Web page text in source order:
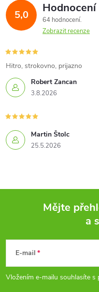
5,0
64 hodnocení
Zobrazit recenze
Robert Zancan
3.8.2026
Hitro, strokovno, prijazno
Martin Štolc
25.5.2026
p
Mějte
a
E-mail
Vložením e-mailu souhlasíte s